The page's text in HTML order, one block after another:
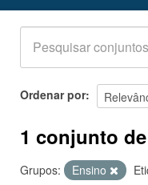
Organizações
Grupos
Sobre
Ordenar por
1 conjunto
Grupos: Ensino